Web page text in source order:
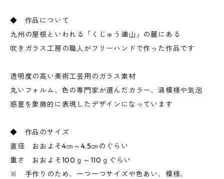
◆ 作品について
九州の屋根といわれる「くじゅう連山」の麓にある
吹きガラス工房の職人がフリーハンドで作った作品です
透明度の高い美術工芸用のガラス素材
丸いフォルム、色の専門家が選んだカラー、渦模様や気泡
惑星を象徴的に表現したデザインになっています
◆ 作品のサイズ
直径 おおよそ4㎝～4.5㎝のぐらい
重さ おおよそ100ｇ～110ｇぐらい
※ 手作りのため、一つ一つサイズや色あい、模様、